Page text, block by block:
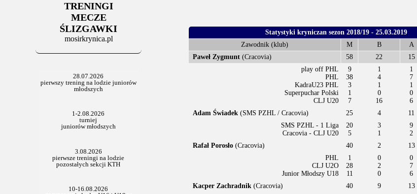
06.07.2025
Stowarzyszenie po Walnym
TRENINGI
MECZE
ŚLIZGAWKI
mosirkrynica.pl
Statystyki kryniczan sezon 2018/19 - 25.03.2019
Zawodnik (klub)
M B A
Paweł Zygmunt (Cracovia) 58 22 15
play off PHL
PHL
KadraU23 PHL
Superpuchar Polski
CLJ U20
9
38
3
1
7
1
4
1
0
16
1
7
1
0
6
Adam Świadek (SMS PZHL / Cracovia) 25 4 11
SMS PZHL - 1 Liga
Cracovia - CLJ U20
20
5
3
1
9
2
Rafał Porosło (Cracovia) 40 2 13
PHL
CLJ U2O
Junior Młodszy U18
1
28
11
0
2
0
0
7
6
Kacper Zachradnik (Cracovia) 40 9 13